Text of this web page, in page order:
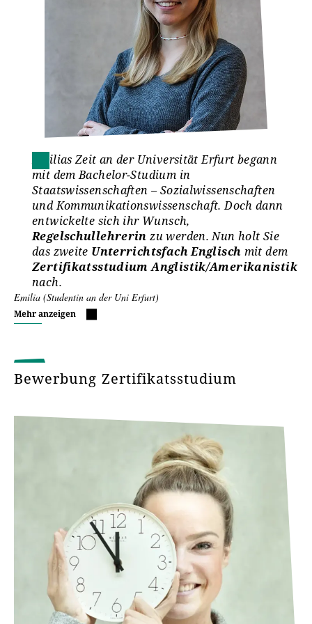
Das Internationale Büro unterstützt gern bei der
Organisation des Auslandsaufenthalts.
www.uni-erfurt.de/international
Neuerwerb und Vertiefung von Sprachkenntnissen.
www.uni-erfurt.de/sprachenzentrum
Internationale Bewerber*innen
Studienberwerber*innen, deren Muttersprache nicht
Deutsch ist, müssen bei der Bewerbungbereits
Deutschkenntnisse (Niveau B1)nachweisen.
Hinweise zu erforderlichen Deutschkenntnissen
sowie zur Deutschen Sprachprüfung für den
Hochschulzugang (DSH):
Sprachkenntnisse und Zugangsvoraussetzungen
Emilias Zeit an der Universität Erfurt begann
mit dem Bachelor-Studium in
Staatswissenschaften – Sozialwissenschaften
und Kommunikationswissenschaft. Doch dann
entwickelte sich ihr Wunsch,
Regelschullehrerinzu werden. Nun holt Sie
das zweite Unterrichtsfach Englisch mit dem
Zertifikatsstudium Anglistik/Amerikanistik
nach.
Emilia (Studentin an der Uni Erfurt)
Mehr anzeigen
Bewerbung Zertifikatsstudium